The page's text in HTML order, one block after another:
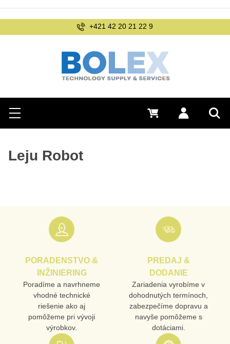
Hľadať
Menu Prihlásiť sa
0 €
+421 42 20 21 22 9
Leju Robot
PORADENSTVO &
INŽINIERING
Poradíme a navrhneme
vhodné technické
riešenie ako aj
pomôžeme pri vývoji
výrobkov.
PREDAJ &
DODANIE
Zariadenia vyrobíme v
dohodnutých termínoch,
zabezpečíme dopravu a
navyše pomôžeme s
dotáciami.